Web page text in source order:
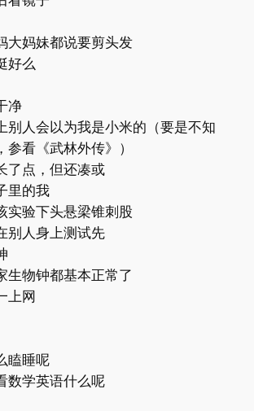
大妈妹都说要剪头发
好么
净
别人会以为我是小米的（要是不知
参看《武林外传》）
了点，但还凑或
里的我
实验下头悬梁锥刺股
别人身上测试先
生物钟都基本正常了
上网
瞌睡呢
数学英语什么呢